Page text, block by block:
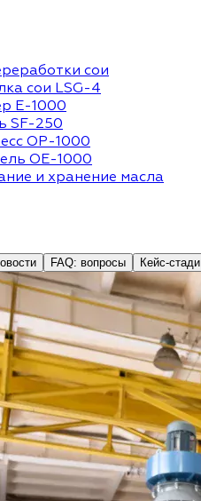
сои
сои LSG-4
Е-1000
SF-250
OP-1000
OE-1000
и хранение масла
FAQ: вопросы Кейс-стади